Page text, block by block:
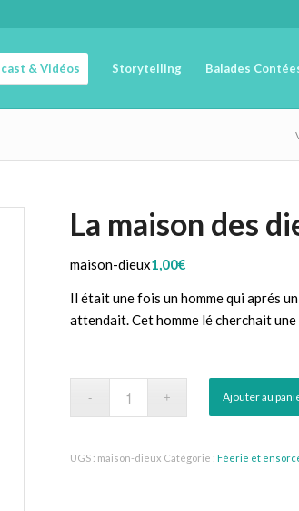
& Vidéos Storytelling Balades
La maison des
maison-dieux1,00€
Il était une fois un homme qui aprés
attendait. Cet homme lé cherchait
Ajouter au
UGS : maison-dieux Catégorie : Féerie et